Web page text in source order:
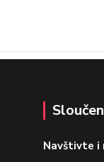
Navštivte i